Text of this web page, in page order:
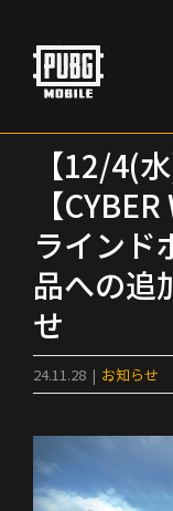
content
【12/4(
【
ラインド
品への追
せ
24.11.28 | お知らせ